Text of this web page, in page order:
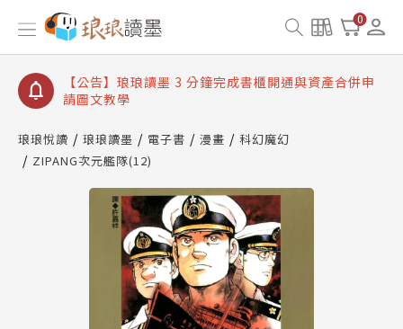
0
【公告】琅琅讀墨數位閱讀資產合併與書櫃開通申請
【公告】琅琅讀墨書櫃開通常見問題
【公告】琅琅讀墨 3 分鐘完成書櫃開通與資產合併申
請圖文教學
查詢
【公告】琅琅讀墨數位閱讀資產合併與書櫃開通申請
琅琅悅讀 琅琅讀墨 電子書 漫畫
科幻魔幻
ZIPANG次元艦隊(12)